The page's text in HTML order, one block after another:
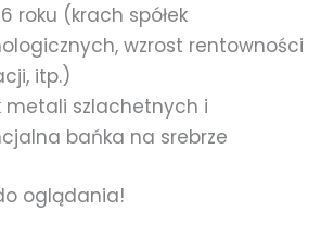
roku (krach spółek
wzrost rentowności
itp.)
metali szlachetnych i
bańka na srebrze
oglądania!